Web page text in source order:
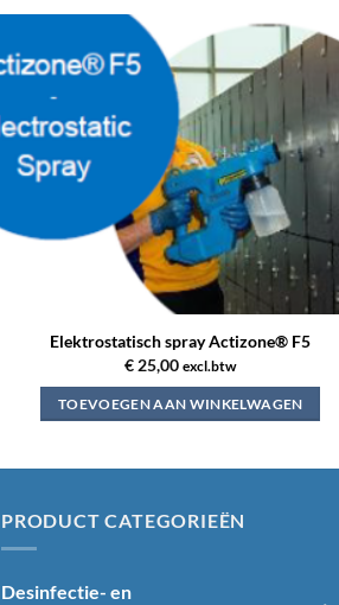
Toevoegen
Elektrostatisch spray Actizone® F5
€ 25,00 excl.btw
TOEVOEGEN AAN WINKELWAGEN
PRODUCT CATEGORIEËN
Desinfectie- en